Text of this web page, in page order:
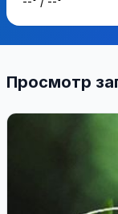
Просмотр